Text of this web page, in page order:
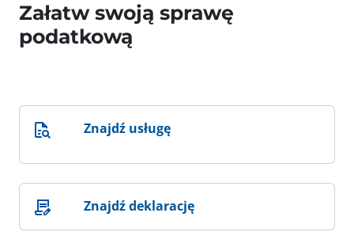
Załatw swoją sprawę
podatkową
Znajdź usługę
Znajdź deklarację